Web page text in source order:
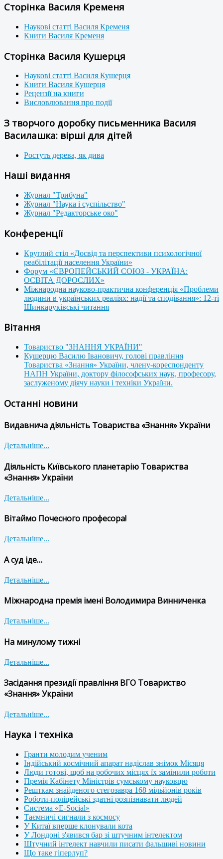
Сторінка Василя Кременя
Наукові статті Василя Кременя
Книги Василя Кременя
Сторінка Василя Кушерця
Наукові статті Василя Кушерця
Книги Василя Кушерця
Рецензії на книги
Висловлювання про події
З творчого доробку письменника Василя
Василашка: вірші для дітей
Ростуть дерева, як дива
Наші видання
Журнал "Трибуна"
Журнал "Наука і суспільство"
Журнал "Редакторське око"
Конференції
Круглий стіл «Досвід та перспективи психологічної
реабілітації населення України»
Форум «ЄВРОПЕЙСЬКИЙ СОЮЗ - УКРАЇНА:
ОСВІТА ДОРОСЛИХ»
Міжнародна науково-практична конференція «Проблеми
людини в українських реаліях: надії та сподівання»: 12-ті
Шинкаруківські читання
Вітання
Товариство "ЗНАННЯ УКРАЇНИ"
Кушерцю Василю Івановичу, голові правління
Товариства «Знання» України, члену-кореспонденту
НАПН України, доктору філософських наук, професору,
заслуженому діячу науки і техніки України.
Останні новини
Видавнича діяльність Товариства «Знання» України
Детальніше...
Діяльність Київського планетарію Товариства
«Знання» України
Детальніше...
Вітаймо Почесного професора!
Детальніше...
А суд іде…
Детальніше...
Міжнародна премія імені Володимира Винниченка
Детальніше...
На минулому тижні
Детальніше...
Засідання президії правління ВГО Товариство
«Знання» України
Детальніше...
Наука і техніка
Гранти молодим ученим
Індійський космічний апарат надіслав знімок Місяця
Люди готові, щоб на робочих місцях їх замінили роботи
Премія Кабінету Міністрів сумському науковцю
Решткам знайденого стегозавра 168 мільйонів років
Роботи-поліцейські здатні розпізнавати людей
Система «E-Social»
Таємничі сигнали з космосу
У Китаї вперше клонували кота
У Лондоні з'явився бар зі штучним інтелектом
Штучний інтелект навчили писати фальшиві новини
Що таке гіперлуп?